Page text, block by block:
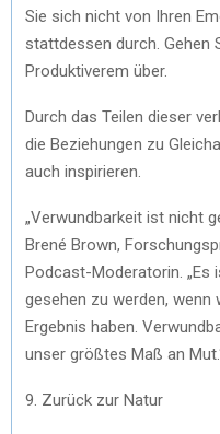
Sie sich nicht von Ihren
stattdessen durch. Gehen
Produktiverem über.
Durch das Teilen dieser
die Beziehungen zu
auch inspirieren.
„Verwundbarkeit ist nicht
Brené Brown,
Podcast-Moderatorin. „Es
gesehen zu werden, wenn
Ergebnis haben.
unser größtes Maß an
9. Zurück zur Natur